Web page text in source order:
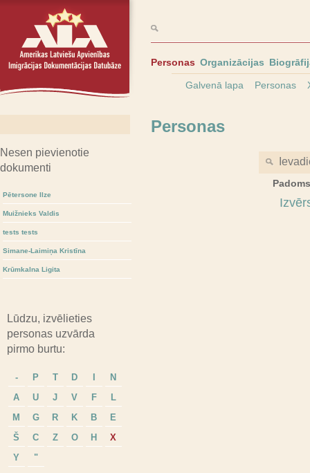
Personas Organizācijas
Galvenā lapa Personas
Nesen pievienotie
dokumenti
Pētersone Ilze
Muižnieks Valdis
tests tests
Simane-Laimiņa Kristīna
Krūmkalna Ligita
Lūdzu, izvēlieties
personas uzvārda
pirmo burtu:
- P T D
N
A
U J V F
L
M
G R K B
E
Š
C Z O H
X
Y
"
Personas